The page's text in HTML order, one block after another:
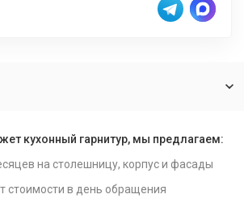
кухонный гарнитур, мы предлагаем:
на столешницу, корпус и фасады
стоимости в день обращения